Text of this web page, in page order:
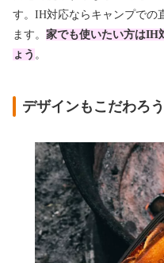
す。IH対応ならキャンプでの
ます。 家でも使いたい方はIH
ょう 。
デザインもこだわろう